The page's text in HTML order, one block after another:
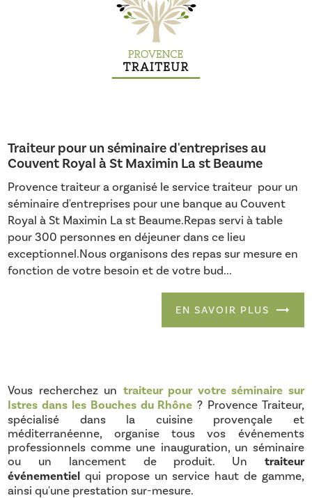
Traiteur pour un séminaire d'entreprises au
Couvent Royal à St Maximin La st Beaume
Provence traiteur a organisé le service traiteur pour un
séminaire d'entreprises pour une banque au Couvent
Royal à St Maximin La st Beaume.Repas servi à table
pour 300 personnes en déjeuner dans ce lieu
exceptionnel.Nous organisons des repas sur mesure en
fonction de votre besoin et de votre bud...
EN SAVOIR PLUS
Vous recherchez un traiteur pour votre séminaire sur
Istres dans les Bouches du Rhône ? Provence Traiteur,
spécialisé dans la cuisine provençale et
méditerranéenne, organise tous vos événements
professionnels comme une inauguration, un séminaire
ou un lancement de produit. Un traiteur
événementiel qui propose un service haut de gamme,
ainsi qu'une prestation sur-mesure.